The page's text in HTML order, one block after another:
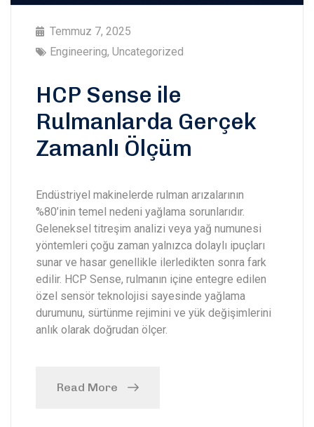
Temmuz 7, 2025
Engineering, Uncategorized
HCP Sense ile
Rulmanlarda Gerçek
Zamanlı Ölçüm
Endüstriyel makinelerde rulman arızalarının
%80’inin temel nedeni yağlama sorunlarıdır.
Geleneksel titreşim analizi veya yağ numunesi
yöntemleri çoğu zaman yalnızca dolaylı ipuçları
sunar ve hasar genellikle ilerledikten sonra fark
edilir. HCP Sense, rulmanın içine entegre edilen
özel sensör teknolojisi sayesinde yağlama
durumunu, sürtünme rejimini ve yük değişimlerini
anlık olarak doğrudan ölçer.
Read More